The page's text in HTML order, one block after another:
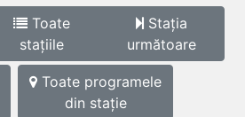
Toate
stațiile
Stația
următoare
Toate programele
din stație